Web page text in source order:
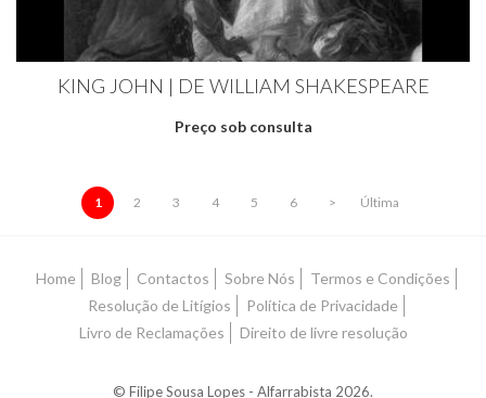
KING JOHN | DE WILLIAM SHAKESPEARE
Preço sob consulta
1 2 3 4 5 6 > Última
Home Blog Contactos Sobre Nós
Termos e Condições
Resolução de Litígios
Política de Privacidade
Livro de Reclamações
Direito de livre resolução
© Filipe Sousa Lopes - Alfarrabista 2026.